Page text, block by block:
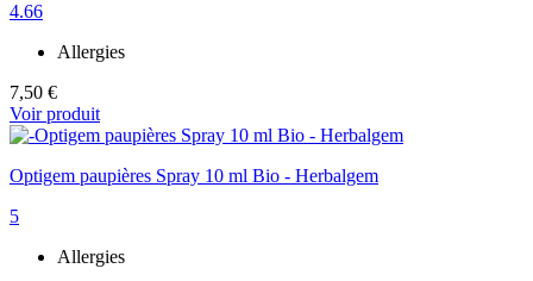
4.66
Allergies
7,50 €
Voir produit
Optigem paupières Spray 10 ml Bio - Herbalgem
5
Allergies